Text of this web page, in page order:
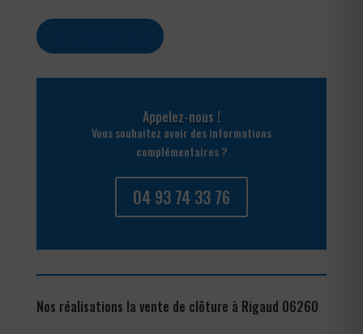
Appelez-nous !
Vous souhaitez avoir des informations
complémentaires ?
04 93 74 33 76
Nos réalisations la vente de clôture à Rigaud 06260